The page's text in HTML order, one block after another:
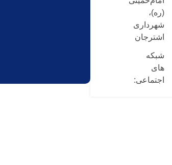
(ره)،
شهرداری
اشترجان
شبکه
های
اجتماعی: